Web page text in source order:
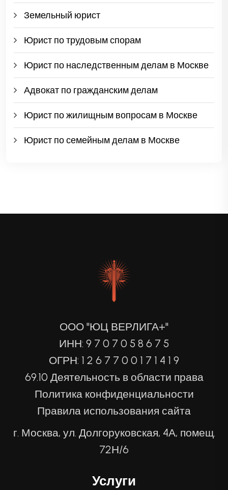
Земельный юрист
Юрист по трудовым спорам
Юрист по наследственным делам в Москве
Адвокат по гражданским делам
Юрист по жилищным вопросам в Москве
Юрист по семейным делам в Москве
ООО "ЮЦ ВЕРЛИГА+"
ИНН: 9 7 0 7 0 5 8 6 7 5
ОГРН: 1 2 6 7 7 0 0 1 7 1 4 1 9
69.10 Деятельность в области права
Политика конфиденциальности
Правила использования сайта
г. Москва, ул. Долгоруковская, 4А, помещ.
72Н/6
Услуги